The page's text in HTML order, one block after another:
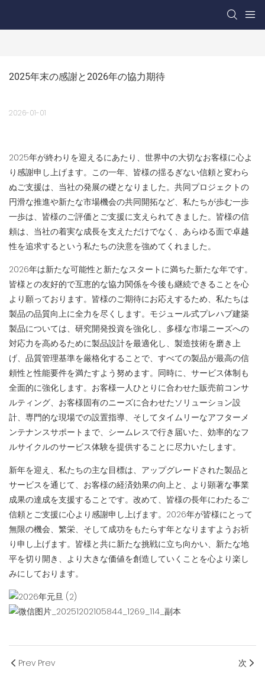
2025年末の感謝と2026年の協力期待
2026-01-01
2025年が終わりを迎えるにあたり、世界中の大切なお客様に心よ
り感謝申し上げます。この一年、皆様の揺るぎない信頼と変わら
ぬご支援は、当社の発展の礎となりました。共同プロジェクトの
円滑な推進や新たな市場機会の共同開拓など、私たちが歩む一歩
一歩は、皆様のご評価とご支援に支えられてきました。皆様の信
頼は、当社の着実な成長を支えただけでなく、あらゆる面で卓越
性を追求するという私たちの決意を強めてくれました。
2026年は新たな可能性と新たなスタートに満ちた新たな年です。
皆様との友好的で互恵的な協力関係を今後も継続できることを心
より願っております。皆様のご期待にお応えするため、私たちは
製品の品​​質向上に全力を尽くします。モジュール式プレハブ建築
製品については、研究開発投資を強化し、多様な市場ニーズへの
対応力を高めるために製品設計を最適化し、製造技術を磨き上
げ、品質管理基準を厳格化することで、すべての製品が最高の信
頼性と性能要件を満たすよう努めます。同時に、サービス体制も
全面的に強化します。お客様一人ひとりに合わせた販売前コンサ
ルティング、お客様固有のニーズに合わせたソリューション設
計、専門的な現場での設置指導、そしてタイムリーなアフターメ
ンテナンスサポートまで、シームレスで行き届いた、効率的なフ
ルサイクルのサービス体験を提供することに尽力いたします。
新年を迎え、私たちの主な目標は、アップグレードされた製品と
サービスを通じて、お客様の経済効果の向上と、より顕著な事業
成果の達成を支援することです。改めて、皆様の長年にわたるご
信頼とご支援に心より感謝申し上げます。2026年が皆様にとって
無限の機会、繁栄、そして成功をもたらす年となりますようお祈
り申し上げます。皆様と共に新たな挑戦に立ち向かい、新たな地
平を切り開き、より大きな価値を創造していくことを心より楽し
みにしております。
Prev Prev 次